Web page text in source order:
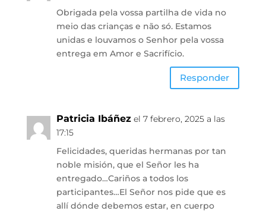
Obrigada pela vossa partilha de vida no
meio das crianças e não só. Estamos
unidas e louvamos o Senhor pela vossa
entrega em Amor e Sacrifício.
Responder
Patricia Ibáñez el 7 febrero, 2025 a las
17:15
Felicidades, queridas hermanas por tan
noble misión, que el Señor les ha
entregado…Cariños a todos los
participantes…El Señor nos pide que es
allí dónde debemos estar, en cuerpo